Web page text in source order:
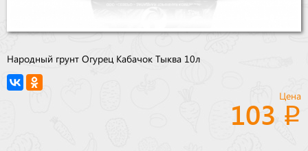
Народный грунт Огурец Кабачок Тыква 10л
Цена
103